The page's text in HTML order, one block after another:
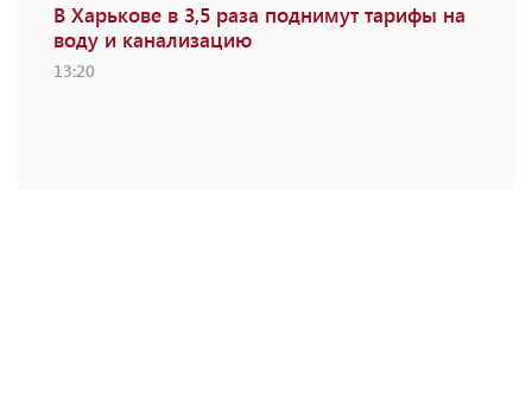
В Харькове в 3,5 раза поднимут тарифы на
воду и канализацию
13:20